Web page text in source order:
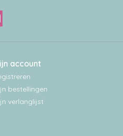
account
bestellingen
verlanglijst